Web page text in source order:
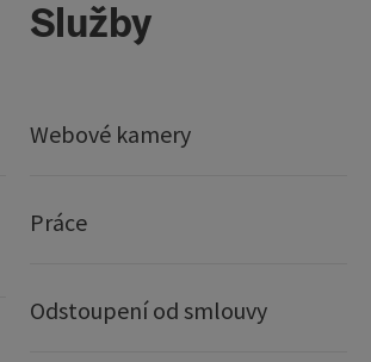
Služby
Webové kamery
Práce
Odstoupení od smlouvy